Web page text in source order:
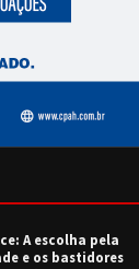
A escolha pela
e os bastidores